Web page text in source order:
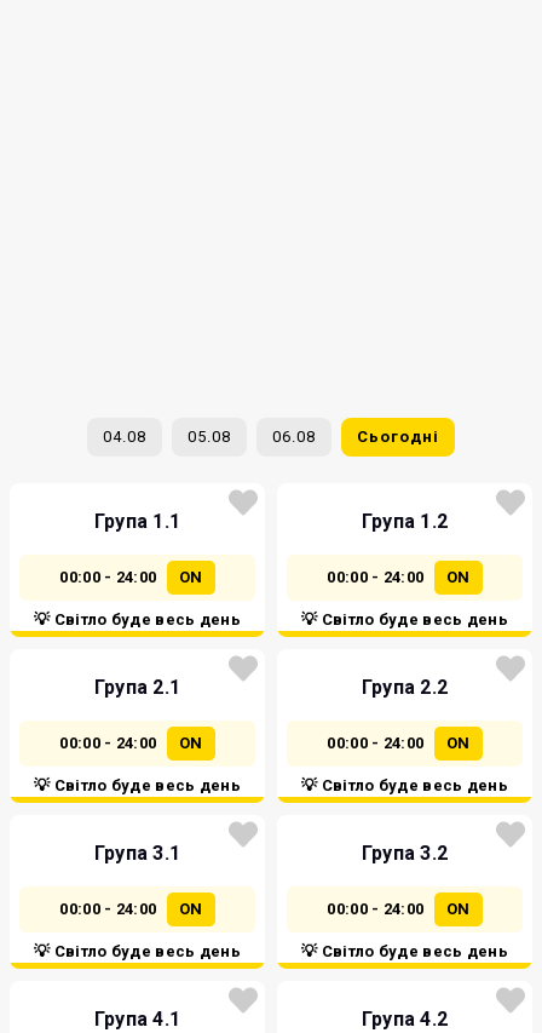
04.08 05.08 06.08 Сьогодні
Група 1.1
00:00 - 24:00 ON
💡 Світло буде весь день
Група 1.2
00:00 - 24:00 ON
💡 Світло буде весь день
Група 2.1
00:00 - 24:00 ON
💡 Світло буде весь день
Група 2.2
00:00 - 24:00 ON
💡 Світло буде весь день
Група 3.1
00:00 - 24:00 ON
💡 Світло буде весь день
Група 3.2
00:00 - 24:00 ON
💡 Світло буде весь день
Група 4.1 Група 4.2